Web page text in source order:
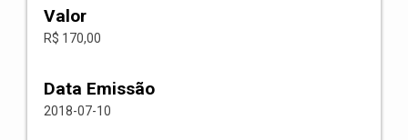
Valor
R$ 170,00
Data Emissão
2018-07-10